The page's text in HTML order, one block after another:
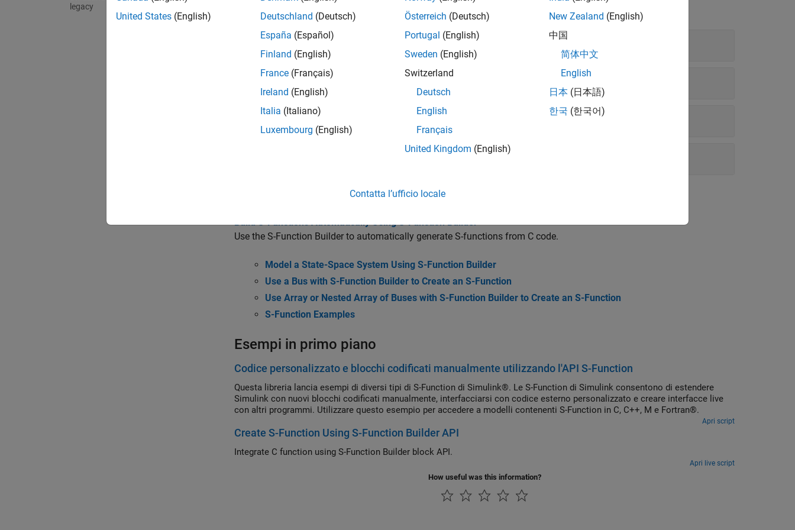
legacy
Configurazione del blocco S-Function Builder
Acquisizione della configurazione del blocco S-Function Builder
Generazione di S-function per il blocco S-Function Builder
Generazione della FMU dal blocco S-Function Builder
Build S-Functions Automatically Using S-Function Builder
Use the S-Function Builder to automatically generate S-functions from C code.
Model a State-Space System Using S-Function Builder
Use a Bus with S-Function Builder to Create an S-Function
Use Array or Nested Array of Buses with S-Function Builder to Create an S-Function
S-Function Examples
Esempi in primo piano
Codice personalizzato e blocchi codificati manualmente utilizzando l'API S-Function
Questa libreria lancia esempi di diversi tipi di S-Function di Simulink®. Le S-Function di Simulink consentono di estendere
Simulink con nuovi blocchi codificati manualmente, interfacciarsi con codice esterno personalizzato e creare interfacce live
con altri programmi. Utilizzare questo esempio per accedere a modelli contenenti S-Function in C, C++, M e Fortran®.
Apri script
Create S-Function Using S-Function Builder API
Integrate C function using S-Function Builder block API.
Apri live script
How useful was this information?
United States (English)
Deutschland (Deutsch)
España (Español)
Finland (English)
France (Français)
Ireland (English)
Italia (Italiano)
Luxembourg (English)
Österreich (Deutsch)
Portugal (English)
Sweden (English)
Switzerland
Deutsch
English
Français
United Kingdom (English)
New Zealand (English)
中国
简体中文
English
日本 (日本語)
한국 (한국어)
Contatta l’ufficio locale